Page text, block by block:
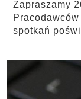
Zapraszamy
spotkań